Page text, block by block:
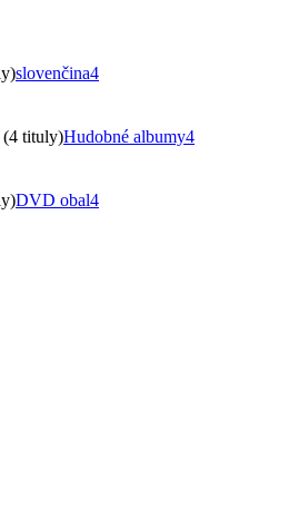
slovenčina4
(4 tituly)Hudobné albumy4
DVD obal4